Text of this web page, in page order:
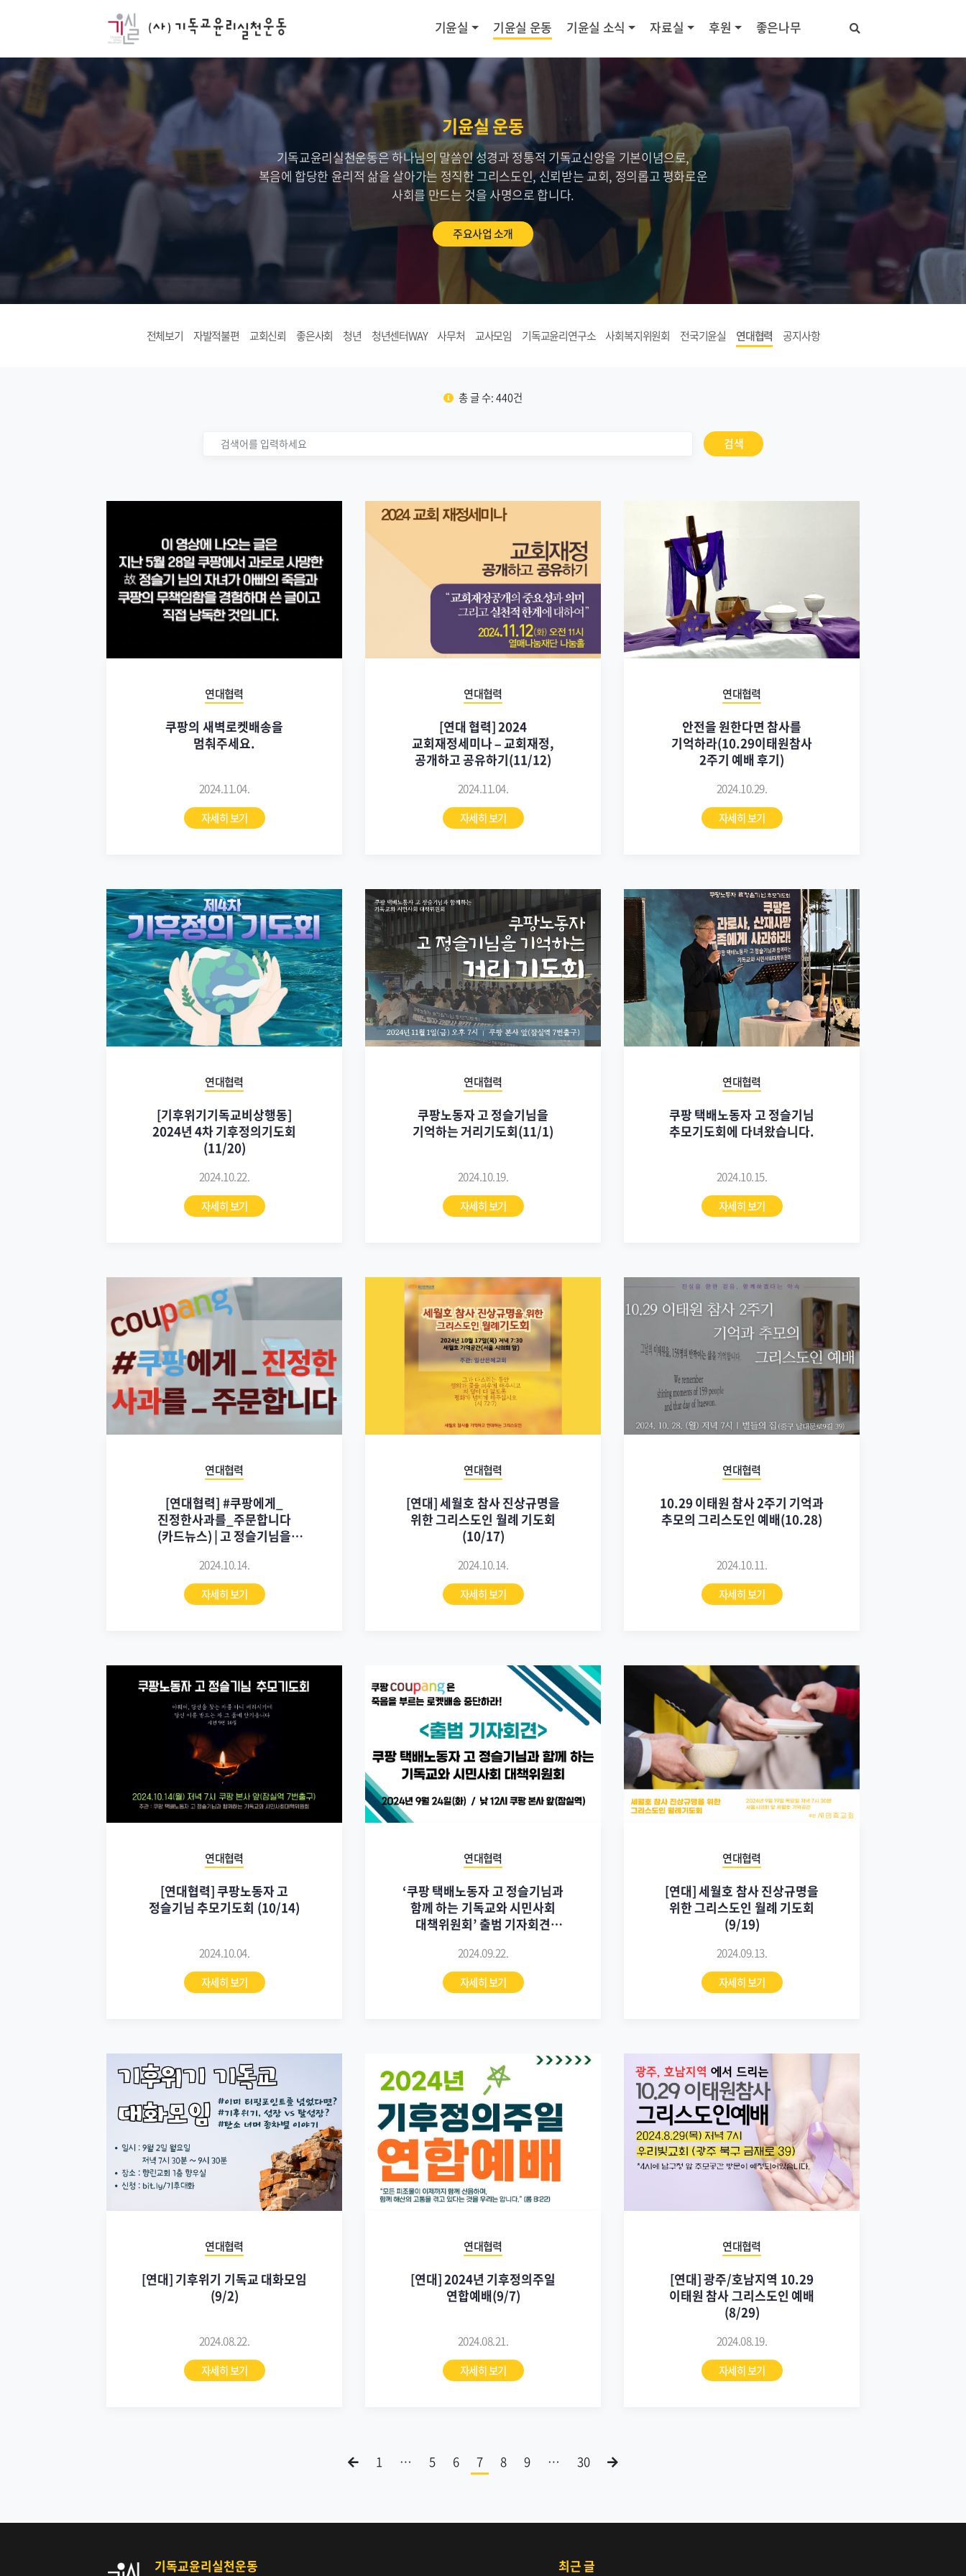
기윤실 기윤실 운동 기윤실 소식 자료실 후원 좋은나무
기윤실 운동
기독교윤리실천운동은 하나님의 말씀인 성경과 정통적 기독교신앙을 기본이념으로,
복음에 합당한 윤리적 삶을 살아가는 정직한 그리스도인, 신뢰받는 교회, 정의롭고 평화로운
사회를 만드는 것을 사명으로 합니다.
주요사업 소개
전체보기 자발적불편 교회신뢰 좋은사회 청년 청년센터WAY 사무처 교사모임 기독교윤리연구소 사회복지위원회 전국기윤실 연대협력 공지사항
총 글 수: 440건
검색
연대협력
쿠팡의 새벽로켓배송을
멈춰주세요.
2024.11.04.
자세히 보기
연대협력
[연대 협력] 2024
교회재정세미나 – 교회재정,
공개하고 공유하기(11/12)
2024.11.04.
자세히 보기
연대협력
안전을 원한다면 참사를
기억하라(10.29이태원참사
2주기 예배 후기)
2024.10.29.
자세히 보기
연대협력
[기후위기기독교비상행동]
2024년 4차 기후정의기도회
(11/20)
2024.10.22.
자세히 보기
연대협력
쿠팡노동자 고 정슬기님을
기억하는 거리기도회(11/1)
2024.10.19.
자세히 보기
연대협력
쿠팡 택배노동자 고 정슬기님
추모기도회에 다녀왔습니다.
2024.10.15.
자세히 보기
연대협력
[연대협력] #쿠팡에게_
진정한사과를_주문합니다
(카드뉴스) | 고 정슬기님을
2024.10.14.
자세히 보기
연대협력
[연대] 세월호 참사 진상규명을
위한 그리스도인 월례 기도회
(10/17)
2024.10.14.
자세히 보기
연대협력
10.29 이태원 참사 2주기 기억과
추모의 그리스도인 예배(10.28)
2024.10.11.
자세히 보기
연대협력
[연대협력] 쿠팡노동자 고
정슬기님 추모기도회 (10/14)
2024.10.04.
자세히 보기
연대협력
‘쿠팡 택배노동자 고 정슬기님과
함께 하는 기독교와 시민사회
대책위원회’ 출범 기자회견
2024.09.22.
자세히 보기
연대협력
[연대] 세월호 참사 진상규명을
위한 그리스도인 월례 기도회
(9/19)
2024.09.13.
자세히 보기
연대협력
[연대] 기후위기 기독교 대화모임
(9/2)
2024.08.22.
자세히 보기
연대협력
[연대] 2024년 기후정의주일
연합예배(9/7)
2024.08.21.
자세히 보기
연대협력
[연대] 광주/호남지역 10.29
이태원 참사 그리스도인 예배
(8/29)
2024.08.19.
자세히 보기
1 … 5 6 7 8 9 … 30
기독교윤리실천운동 최근 글